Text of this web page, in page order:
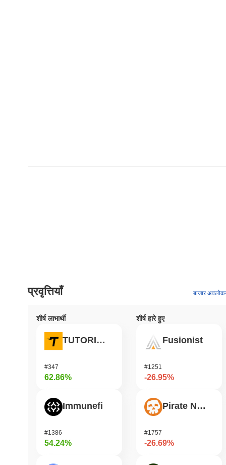
प्रवृत्तियाँ बाजार
शीर्ष लाभार्थी
TUTORIAL
#347
62.86%
Immunefi
#1386
54.24%
शीर्ष हारे हुए
Fusionist
#1251
-26.95%
Pirate Nation Token
#1757
-26.69%